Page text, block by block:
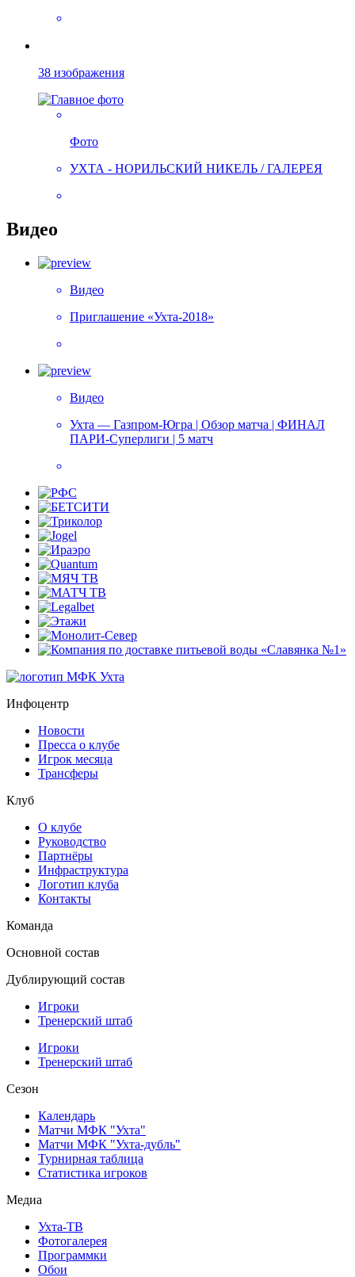
38 изображения
Фото
УХТА - НОРИЛЬСКИЙ НИКЕЛЬ / ГАЛЕРЕЯ
Видео
Видео
Приглашение «Ухта-2018»
Видео
Ухта — Газпром-Югра | Обзор матча | ФИНАЛ
ПАРИ-Суперлиги | 5 матч
Инфоцентр
Новости
Пресса о клубе
Игрок месяца
Трансферы
Клуб
О клубе
Руководство
Партнёры
Инфраструктура
Логотип клуба
Контакты
Команда
Основной состав
Дублирующий состав
Игроки
Тренерский штаб
Игроки
Тренерский штаб
Сезон
Календарь
Матчи МФК "Ухта"
Матчи МФК "Ухта-дубль"
Турнирная таблица
Статистика игроков
Медиа
Ухта-ТВ
Фотогалерея
Программки
Обои